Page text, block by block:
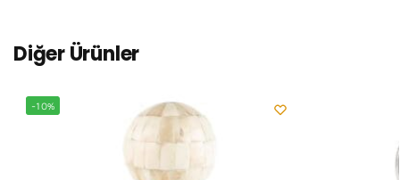
Diğer Ürünler
-10%